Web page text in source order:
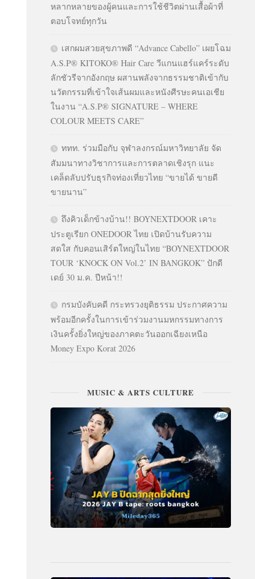
หลากหลายของผู้คนและการใช้ชีวิตผ่านเสื้อผ้าที่
ตอบโจทย์ทุกวัน
เสกผมสวยสุขภาพดี “Advance Cabello” เผยโฉม
A.S.P® KITOKO® Hair Care วีแกนแฮร์แคร์ระดับ
ลักชัวรีจากอังกฤษ ผสานพลังจากธรรมชาติเข้ากับ
นวัตกรรมที่เข้าใจเส้นผมและหนังศีรษะคนเอเชีย
ในงาน “A.S.P® SIGNATURE – WHERE
COLOUR MEETS CARE”
ททท. ร่วมมือกับ จุฬาลงกรณ์มหาวิทยาลัย จัด
สัมมนาทางวิชาการและการตลาดเชิงรุก แนะ
เคล็ดลับปรับธุรกิจท่องเที่ยวไทย “ขายได้ ขายดี
ขายนาน”
ถึงคิวเด็กข้างบ้าน!! BOYNEXTDOOR เคาะ
ประตูเรียก ONEDOOR ไทย เปิดบ้านรับความ
สดใส กับคอนเสิร์ตใหญ่ในไทย “BOYNEXTDOOR
TOUR ‘KNOCK ON Vol.2’ IN BANGKOK” ปักดี
เดย์ 30 ม.ค. ปีหน้า!!
กรมบังคับคดี กระทรวงยุติธรรม ประกาศความ
พร้อมอีกครั้งในการเข้าร่วมงานมหกรรมทางการ
เงินครั้งยิ่งใหญ่ของภาคตะวันออกเฉียงเหนือ
Money Expo Korat 2026
MUSIC & ARTS CULTURE